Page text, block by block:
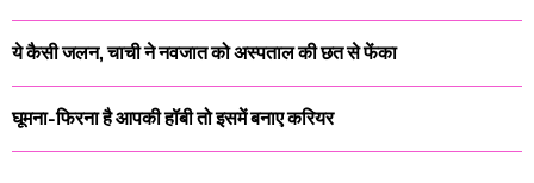
ये कैसी जलन, चाची ने नवजात को अस्पताल की छत से फेंका
घूमना-फिरना है आपकी हॉबी तो इसमें बनाए करियर